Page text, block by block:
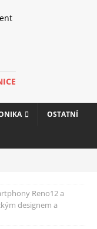
OSTATNÍ
Reno12 a
designem a